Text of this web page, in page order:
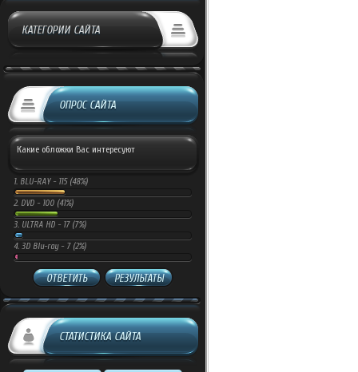
КАТЕГОРИИ САЙТА
ОПРОС САЙТА
Какие обложки Вас интересуют
1. BLU-RAY - 115 (48%)
2. DVD - 100 (41%)
3. ULTRA HD - 17 (7%)
4. 3D Blu-ray - 7 (2%)
ОТВЕТИТЬ РЕЗУЛЬТАТЫ
СТАТИСТИКА САЙТА